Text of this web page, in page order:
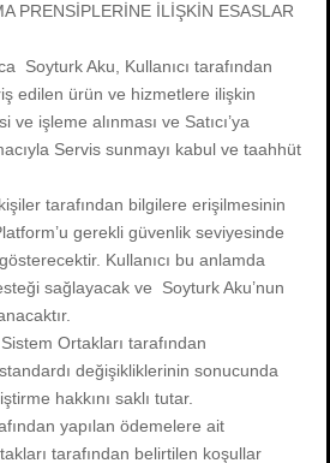
PRENSİPLERİNE İLİŞKİN ESASLAR
Soyturk Aku, Kullanıcı tarafından
edilen ürün ve hizmetlere ilişkin
işleme alınması ve Satıcı’ya
Servis sunmayı kabul ve taahhüt
tarafından bilgilere erişilmesinin
gerekli güvenlik seviyesinde
Kullanıcı bu anlamda
sağlayacak ve Soyturk Aku’nun
Ortakları tarafından
değişikliklerinin sonucunda
hakkını saklı tutar.
yapılan ödemelere ait
tarafından belirtilen koşullar